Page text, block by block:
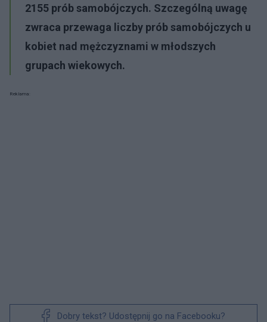
2155 prób samobójczych. Szczególną uwagę
zwraca przewaga liczby prób samobójczych u
kobiet nad mężczyznami w młodszych
grupach wiekowych.
Reklama:
Dobry tekst? Udostępnij go na Facebooku?